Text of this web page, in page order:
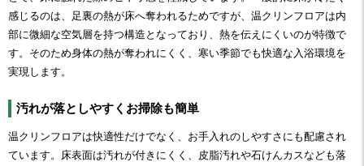
感じるのは、足裏の熱が床へ奪われるためですが、温クリンフロアは内
部に微細な空気層を持つ構造となっており、熱を伝えにくいのが特徴で
す。そのため身体の熱が奪われにくく、寒い季節でも快適な入浴環境を
実現します。
汚れが落としやすくお掃除も簡単
温クリンフロアは快適性だけでなく、お手入れのしやすさにも配慮され
ています。床表面は汚れが付きにくく、皮脂汚れや石けんカスなども落